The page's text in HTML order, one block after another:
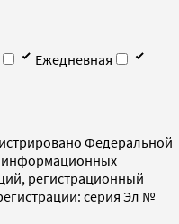
Ежедневная
Федеральной
информационных
регистрационный
серия Эл №